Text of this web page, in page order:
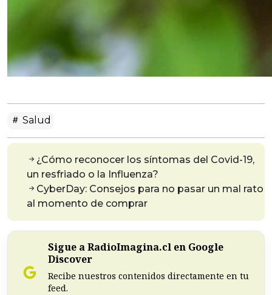
Salud
¿Cómo reconocer los síntomas del Covid-19,
un resfriado o la Influenza?
CyberDay: Consejos para no pasar un mal rato
al momento de comprar
Sigue a RadioImagina.cl en Google
Discover
Recibe nuestros contenidos directamente en tu
feed.